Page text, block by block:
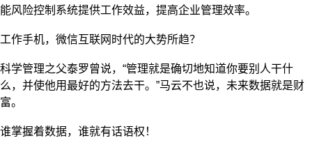
能风险控制系统提供工作效益，提高企业管理效率。
工作手机，微信互联网时代的大势所趋？
科学管理之父泰罗曾说，“管理就是确切地知道你要别人干什
么，并使他用最好的方法去干。”马云不也说，未来数据就是财
富。
谁掌握着数据，谁就有话语权！